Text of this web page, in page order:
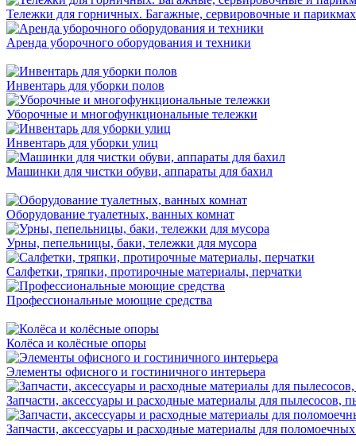
Тележки для горничных. Багажные, сервировочные и
Аренда уборочного оборудования и техники
Инвентарь для уборки полов
Уборочные и многофункциональные тележки
Инвентарь для уборки улиц
Машинки для чистки обуви, аппараты для бахил
Оборудование туалетных, ванных комнат
Урны, пепельницы, баки, тележки для мусора
Салфетки, тряпки, протирочные материалы, перчатки
Профессиональные моющие средства
Колёса и колёсные опоры
Элементы офисного и гостиничного интерьера
Запчасти, аксессуары и расходные материалы для пылесосов,
Запчасти, аксессуары и расходные материалы для